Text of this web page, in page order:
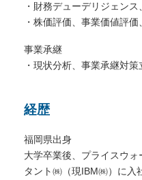
・財務デューデリジェン
・株価評価、事業価値評
事業承継
・現状分析、事業承継対
経歴
福岡県出身
大学卒業後、プライスウ
タント㈱（現IBM㈱）に入